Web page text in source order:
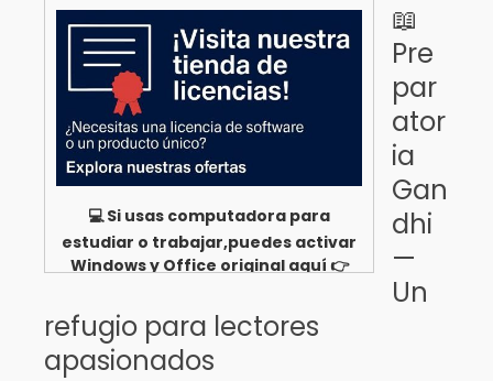
💻 Si usas computadora para
estudiar o trabajar,puedes activar
Windows y Office original aquí 👉
📖
Pre
par
ator
ia
Gan
dhi
—
Un
refugio para lectores
apasionados